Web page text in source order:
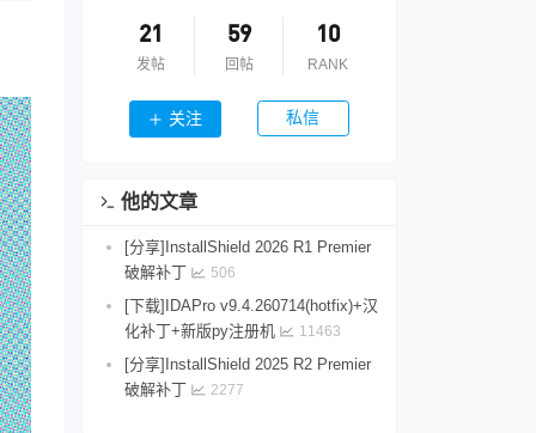
21
发帖
59
回帖
10
RANK
关注 私信
他的文章
[分享]InstallShield 2026 R1 Premier
破解补丁
506
[下载]IDAPro v9.4.260714(hotfix)+汉
化补丁+新版py注册机
11463
[分享]InstallShield 2025 R2 Premier
破解补丁
2277